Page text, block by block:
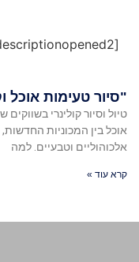
[categorydescriptionopened2]
"סיור טעימות אוכל
טיול וסיור קולינרי
אוכל בין המכוניות
אלכוהוליים וטבעיים. למה
קרא עוד »